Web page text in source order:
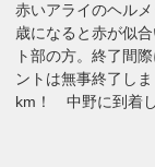
赤いアライのヘル
歳になると赤が似
ト部の方。終了間
ントは無事終了し
km！ 中野に到着し